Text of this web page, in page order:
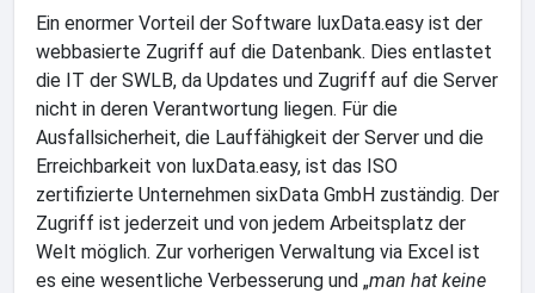
Ein enormer Vorteil der Software luxData.easy ist der
webbasierte Zugriff auf die Datenbank. Dies entlastet
die IT der SWLB, da Updates und Zugriff auf die Server
nicht in deren Verantwortung liegen. Für die
Ausfallsicherheit, die Lauffähigkeit der Server und die
Erreichbarkeit von luxData.easy, ist das ISO
zertifizierte Unternehmen sixData GmbH zuständig. Der
Zugriff ist jederzeit und von jedem Arbeitsplatz der
Welt möglich. Zur vorherigen Verwaltung via Excel ist
es eine wesentliche Verbesserung und „man hat keine